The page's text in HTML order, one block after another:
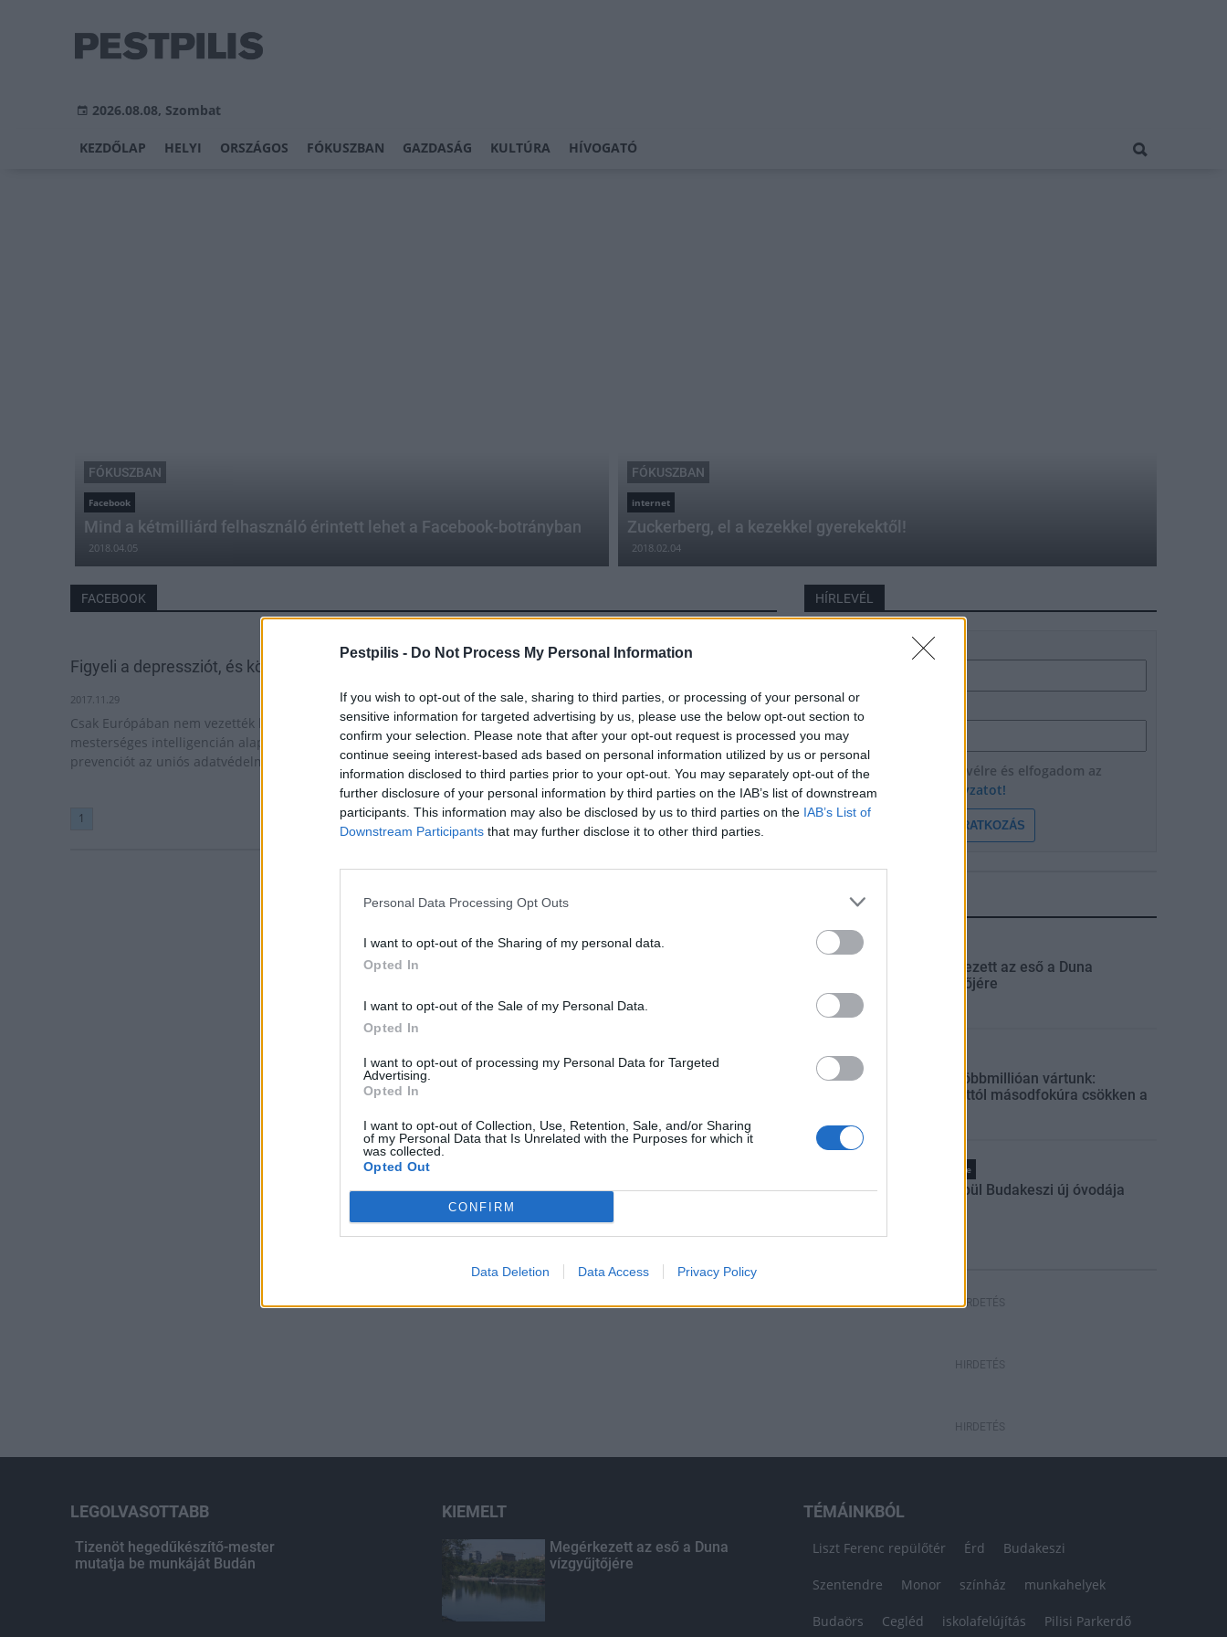
Pestpilis - Do Not Process My Personal Information
If you wish to opt-out of the sale, sharing to third parties, or processing of your personal or
sensitive information for targeted advertising by us, please use the below opt-out section to
confirm your selection. Please note that after your opt-out request is processed you may
continue seeing interest-based ads based on personal information utilized by us or personal
information disclosed to third parties prior to your opt-out. You may separately opt-out of the
further disclosure of your personal information by third parties on the IAB’s list of downstream
participants. This information may also be disclosed by us to third parties on the IAB’s List of
Downstream Participants that may further disclose it to other third parties.
Personal Data Processing Opt Outs
I want to opt-out of the Sharing of my personal data.
Opted In
I want to opt-out of the Sale of my Personal Data.
Opted In
I want to opt-out of processing my Personal Data for Targeted
Advertising.
Opted In
I want to opt-out of Collection, Use, Retention, Sale, and/or Sharing
of my Personal Data that Is Unrelated with the Purposes for which it
was collected.
Opted Out
CONFIRM
Data Deletion Data Access Privacy Policy
2026.08.08, Szombat
KEZDŐLAP HELYI ORSZÁGOS FÓKUSZBAN GAZDASÁG KULTÚRA HÍVOGATÓ
FÓKUSZBAN
Facebook
Mind a kétmilliárd felhasználó érintett lehet a Facebook-botrányban
2018.04.05
FÓKUSZBAN
internet
Zuckerberg, el a kezekkel gyerekektől!
2018.02.04
FACEBOOK
Figyeli a depressziót, és közbelép a Facebook
2017.11.29
Csak Európában nem vezették be egyelőre a
mesterséges intelligencián alapuló öngyilkosság-
prevenciót az uniós adatvédelmi elvek miatt.
Elhagytál valamit? Itt nézz utána!
2017.10.09
Már több mint 40 ezer Facebook felhasználó
csatlakozott a csoporthoz, ahol segítséget kaphatunk, ha
Budapesten találtunk vagy elveszítettünk valamit.
1
HÍRLEVÉL
E-mail cím
Feliratkozom a hírlevélre és elfogadom az
adatvédelmi szabályzatot!
FELIRATKOZÁS
LEGFRISSEBB
Megérkezett az eső a Duna
vízgyűjtőjére
Amire többmillióan vártunk:
szombattól másodfokúra csökken a
Pest megye
Fából épül Budakeszi új óvodája
HIRDETÉS
HIRDETÉS
HIRDETÉS
LEGOLVASOTTABB
Tizenöt hegedűkészítő-mester
mutatja be munkáját Budán
KIEMELT
Megérkezett az eső a Duna
vízgyűjtőjére
TÉMÁINKBÓL
Liszt Ferenc repülőtér Érd Budakeszi
Szentendre Monor színház munkahelyek
Budaörs Cegléd iskolafelújítás Pilisi Parkerdő